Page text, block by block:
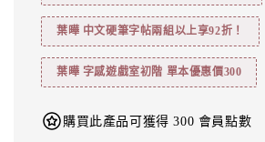
葉曄 中文硬筆字帖兩組以上享92折！
葉曄 字感遊戲室初階 單本優惠價300
購買此產品可獲得 300 會員點數